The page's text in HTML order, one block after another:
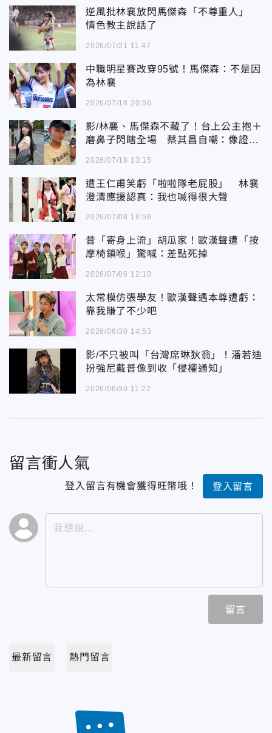
逆風批林襄放閃馬傑森「不尊重人」
情色教主說話了
2026/07/21 11:47
中職明星賽改穿95號！馬傑森：不是因
為林襄
2026/07/18 20:56
影/林襄、馬傑森不藏了！台上公主抱＋
磨鼻子閃瞎全場 蔡其昌自嘲：像證婚
2026/07/18 13:15
遭王仁甫笑虧「啦啦隊老屁股」 林襄
澄清應援認真：我也喊得很大聲
2026/07/08 16:58
昔「寄身上流」胡瓜家！歐漢聲遭「按
摩椅鎖喉」驚喊：差點死掉
2026/07/06 12:10
太常模仿張學友！歐漢聲遇本尊遭虧：
靠我賺了不少吧
2026/06/30 14:53
影/不只被叫「台灣席琳狄翁」！潘若迪
扮強尼戴普像到收「侵權通知」
2026/06/30 11:22
留言衝人氣
登入留言有機會獲得旺幣哦！ 登入留言
留言
最新留言 熱門留言